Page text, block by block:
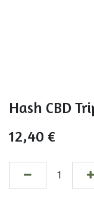
Hash CBD
12,40 €